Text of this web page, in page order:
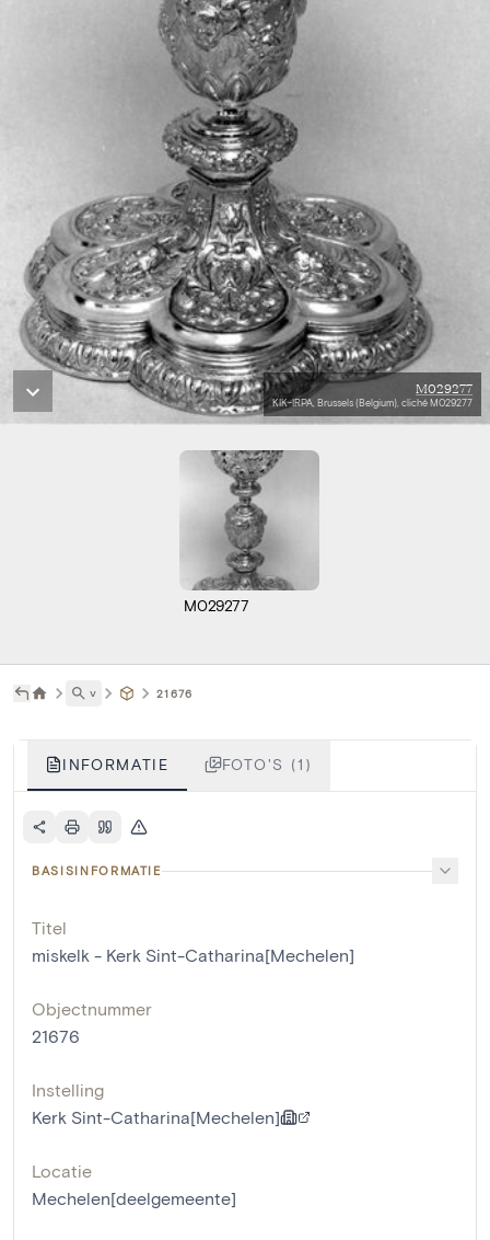
M029277
KIK-IRPA, Brussels (Belgium), cliché M029277
M029277
˅ 21676
INFORMATIE FOTO'S (1)
BASISINFORMATIE
Titel
miskelk - Kerk Sint-Catharina[Mechelen]
Objectnummer
21676
Instelling
Kerk Sint-Catharina[Mechelen]
Locatie
Mechelen[deelgemeente]